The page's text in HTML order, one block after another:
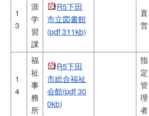
1
3
涯
学
習
課
R5下田
市立図書館
(pdf 311kb)
直
営
1
4
福
祉
事
務
所
R5下田
市総合福祉
会館(pdf 30
0kb)
指
定
管
理
者